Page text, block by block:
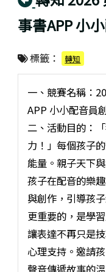
事書APP 小
標籤： 轉知
一、競賽名稱：
APP 小小配音員
二、活動目的：
力！」每個孩子
能量。親子天下
孩子在配音的樂
與創作，引導孩
更重要的，是學
讓表達不再只是
心理支持。邀請